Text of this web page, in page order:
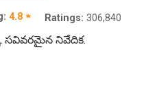
4.8 ★ Ratings: 306,840
సవివరమైన నివేదిక.